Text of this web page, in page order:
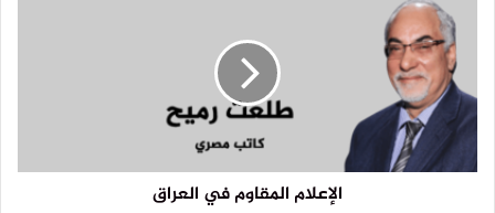
الإعلام المقاوم في العراق